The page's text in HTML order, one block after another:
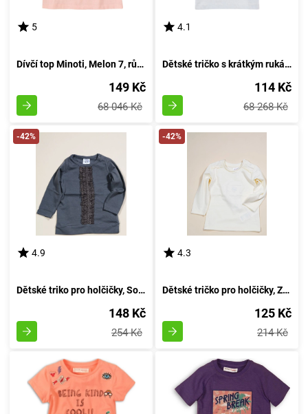
5
Dívčí top Minoti, Melon 7, růžového odstínu - velikost 92/98 | pro věk 2-3 let
149 Kč
68 046 Kč
4.1
Dětské tričko s krátkým rukávem pro chlapce, od značky Minoti, design 9TROLL 2, bílé - velikost 98/104 | pro věk 3-4 let
114 Kč
68 268 Kč
-42%
4.9
Dětské triko pro holčičky, Sobe, 15KKCTSRT14, barva šedá - velikost 92 | Věk 2 roky
148 Kč
254 Kč
-42%
4.3
Dětské tričko pro holčičky, Značka Sobe, Velikost 98 cm, Barva světlá - Věk 3 roky
125 Kč
214 Kč